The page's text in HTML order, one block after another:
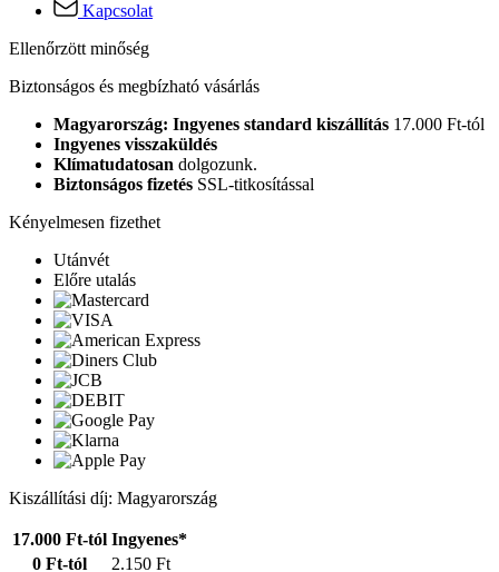
Kapcsolat
Ellenőrzött minőség
Biztonságos és megbízható vásárlás
Magyarország: Ingyenes standard kiszállítás 17.000 Ft-tól
Ingyenes visszaküldés
Klímatudatosan dolgozunk.
Biztonságos fizetés SSL-titkosítással
Kényelmesen fizethet
Utánvét
Előre utalás
Kiszállítási díj: Magyarország
17.000 Ft-tól Ingyenes*
0 Ft-tól
2.150 Ft